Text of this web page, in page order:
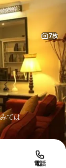
7枚
ては
電話